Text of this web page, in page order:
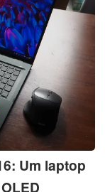
Um laptop